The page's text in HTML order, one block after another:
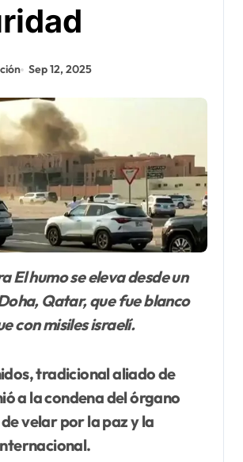
Sep 12, 2025
Qatar, que fue blanco
con misiles israelí.
tradicional aliado de
a la condena del órgano
velar por la paz y la